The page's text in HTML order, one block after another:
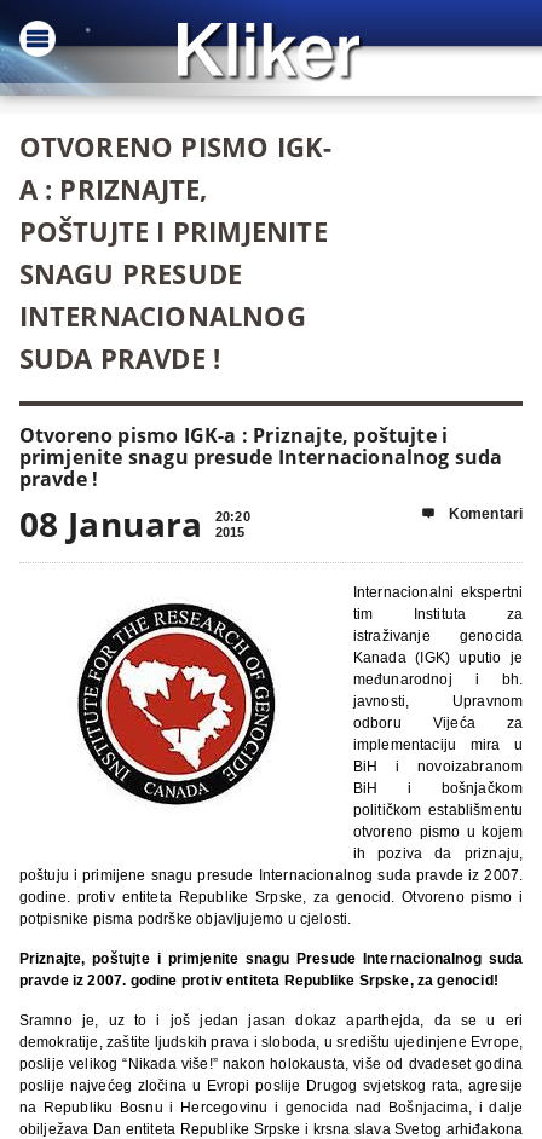
OTVORENO PISMO IGK-
A : PRIZNAJTE,
POŠTUJTE I PRIMJENITE
SNAGU PRESUDE
INTERNACIONALNOG
SUDA PRAVDE !
Otvoreno pismo IGK-a : Priznajte, poštujte i
primjenite snagu presude Internacionalnog suda
pravde !
08 Januara
20:20
2015
 Komentari
Internacionalni ekspertni
tim Instituta za
istraživanje genocida
Kanada (IGK) uputio je
međunarodnoj i bh.
javnosti, Upravnom
odboru Vijeća za
implementaciju mira u
BiH i novoizabranom
BiH i bošnjačkom
političkom establišmentu
otvoreno pismo u kojem
ih poziva da priznaju,
poštuju i primijene snagu presude Internacionalnog suda pravde iz 2007.
godine.
protiv entiteta Republike Srpske, za genocid. Otvoreno pismo i
potpisnike pisma podrške objavljujemo u cjelosti.
Priznajte, poštujte i primjenite snagu Presude Internacionalnog suda
pravde iz 2007. godine protiv entiteta Republike Srpske, za genocid!
Sramno je, uz to i još jedan jasan dokaz aparthejda, da se u eri
demokratije, zaštite ljudskih prava i sloboda, u središtu ujedinjene Evrope,
poslije velikog “Nikada više!” nakon holokausta, više od dvadeset godina
poslije najvećeg zločina u Evropi poslije Drugog svjetskog rata, agresije
na Republiku Bosnu i Hercegovinu i genocida nad Bošnjacima, i dalje
obilježava Dan entiteta Republike Srpske i krsna slava Svetog arhiđakona